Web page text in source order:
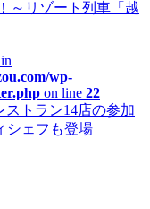
～リゾート列車「越
wp-
on line 22
ストラン14店の参加
シェフも登場